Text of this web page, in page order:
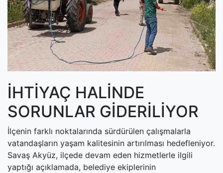
Teknoloji(current)
Özel Haber(current)
Dünya(current)
Yerel(current)
İller(current)
İHTİYAÇ HALİNDE
SORUNLAR GİDERİLİYOR
İlçenin farklı noktalarında sürdürülen çalışmalarla
vatandaşların yaşam kalitesinin artırılması hedefleniyor.
Savaş Akyüz, ilçede devam eden hizmetlerle ilgili
yaptığı açıklamada, belediye ekiplerinin